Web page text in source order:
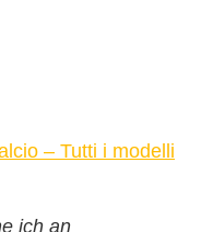
– Tutti i modelli
ich an